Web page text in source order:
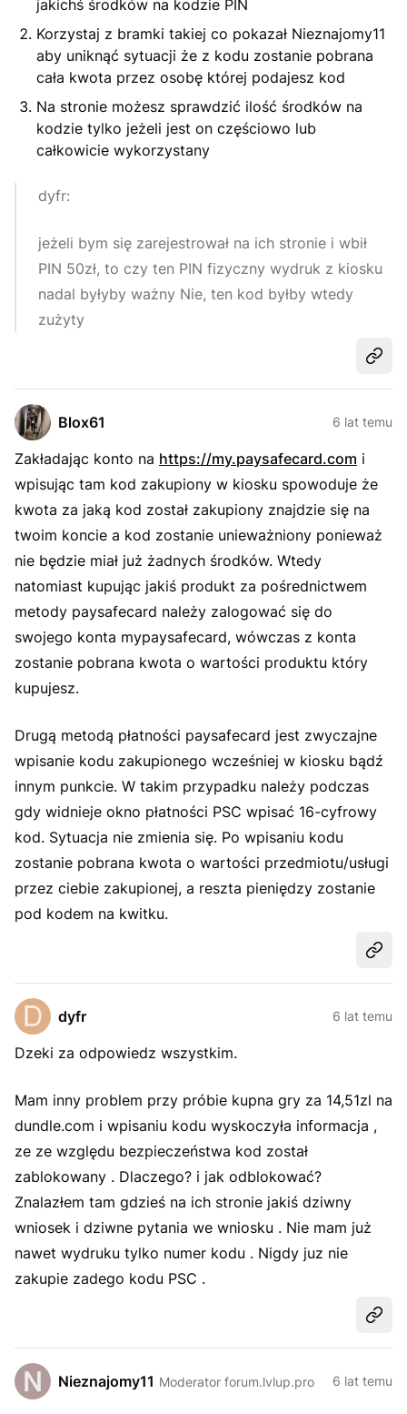
jakichś środków na kodzie PIN
Korzystaj z bramki takiej co pokazał Nieznajomy11
aby uniknąć sytuacji że z kodu zostanie pobrana
cała kwota przez osobę której podajesz kod
Na stronie możesz sprawdzić ilość środków na
kodzie tylko jeżeli jest on częściowo lub
całkowicie wykorzystany
dyfr:
jeżeli bym się zarejestrował na ich stronie i wbił
PIN 50zł, to czy ten PIN fizyczny wydruk z kiosku
nadal byłyby ważny Nie, ten kod byłby wtedy
zużyty
Blox61 6 lat temu
Zakładając konto na https://my.paysafecard.com i
wpisując tam kod zakupiony w kiosku spowoduje że
kwota za jaką kod został zakupiony znajdzie się na
twoim koncie a kod zostanie unieważniony ponieważ
nie będzie miał już żadnych środków. Wtedy
natomiast kupując jakiś produkt za pośrednictwem
metody paysafecard należy zalogować się do
swojego konta mypaysafecard, wówczas z konta
zostanie pobrana kwota o wartości produktu który
kupujesz.
Drugą metodą płatności paysafecard jest zwyczajne
wpisanie kodu zakupionego wcześniej w kiosku bądź
innym punkcie. W takim przypadku należy podczas
gdy widnieje okno płatności PSC wpisać 16-cyfrowy
kod. Sytuacja nie zmienia się. Po wpisaniu kodu
zostanie pobrana kwota o wartości przedmiotu/usługi
przez ciebie zakupionej, a reszta pieniędzy zostanie
pod kodem na kwitku.
dyfr 6 lat temu
Dzeki za odpowiedz wszystkim.
Mam inny problem przy próbie kupna gry za 14,51zl na
dundle.com i wpisaniu kodu wyskoczyła informacja ,
ze ze względu bezpieczeństwa kod został
zablokowany . Dlaczego? i jak odblokować?
Znalazłem tam gdzieś na ich stronie jakiś dziwny
wniosek i dziwne pytania we wniosku . Nie mam już
nawet wydruku tylko numer kodu . Nigdy juz nie
zakupie zadego kodu PSC .
Nieznajomy11 Moderator forum.lvlup.pro 6 lat temu